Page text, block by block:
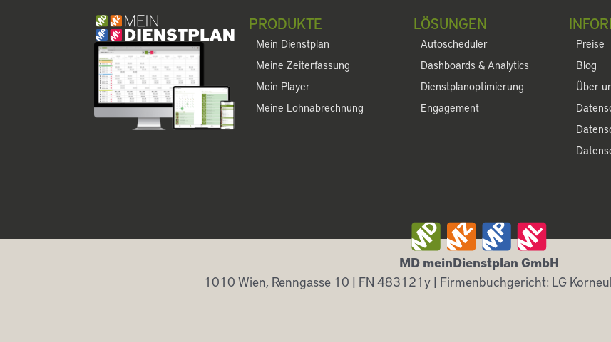
PRODUKTE
Mein Dienstplan
Meine Zeiterfassung
Mein Player
Meine Lohnabrechnung
LÖSUNGEN
Autoscheduler
Dashboards & Analytics
Dienstplanoptimierung
Engagement
Preise
Blog
Über
MD meinDienstplan GmbH
1010 Wien, Renngasse 10 | FN 483121y | Firmenbuchgericht: LG